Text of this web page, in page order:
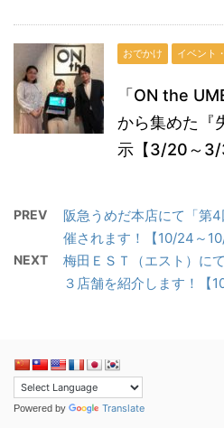
おでかけ イベント
「ON the
から集めた『
示【3/20～3/
PREV
阪急うめだ本店にて「第
催されます！【10/24～10/
NEXT
梅田ＥＳＴ（エスト）に
３店舗を紹介します！【
Powered by Translate